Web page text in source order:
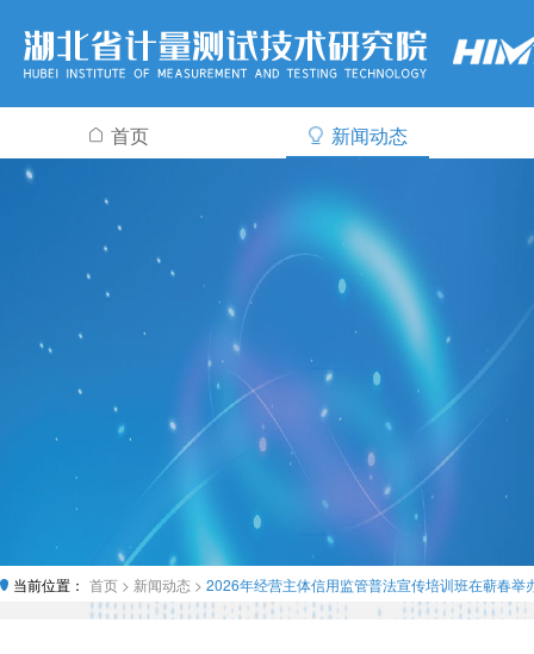
首页 新闻动态
当前位置： 首页 > 新闻动态 > 2026年经营主体信用监管普法宣传培训班在蕲春举